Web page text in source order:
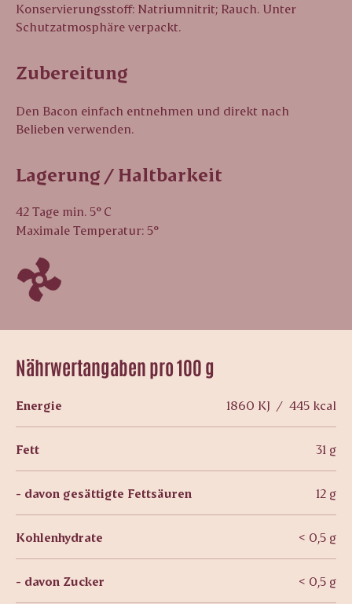
Nährwertangaben pro 100 g
Energie 1860 KJ / 445 kcal
Fett 31 g
- davon gesättigte Fettsäuren 12 g
Kohlenhydrate < 0,5 g
- davon Zucker < 0,5 g
Konservierungsstoff: Natriumnitrit; Rauch. Unter
Schutzatmosphäre verpackt.
Zubereitung
Den Bacon einfach entnehmen und direkt nach
Belieben verwenden.
Lagerung / Haltbarkeit
42 Tage min. 5° C
Maximale Temperatur: 5°